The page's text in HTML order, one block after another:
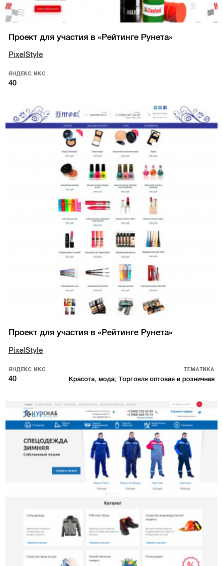
Проект для участия в «Рейтинге Рунета»
PixelStyle
ЯНДЕКС ИКС
40
Проект для участия в «Рейтинге Рунета»
PixelStyle
ЯНДЕКС ИКС
40
ТЕМАТИКА
Красота, мода; Торговля оптовая и розничная